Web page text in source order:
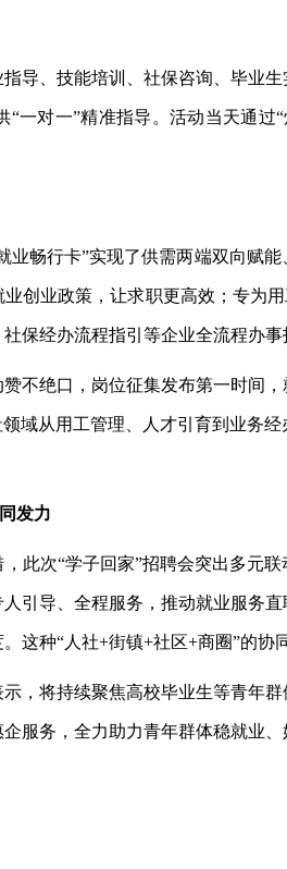
导、技能培训、社保咨询、毕业
“一对一”精准指导。活动当天通过
业畅行卡”实现了供需两端双向赋
创业政策，让求职更高效；专为
保经办流程指引等企业全流程办
不绝口，岗位征集发布第一时间
域从用工管理、人才引育到业务
发力
，此次“学子回家”招聘会突出多元
引导、全程服务，推动就业服务
这种“人社+街镇+社区+商圈”的
，将持续聚焦高校毕业生等青年
服务，全力助力青年群体稳就业